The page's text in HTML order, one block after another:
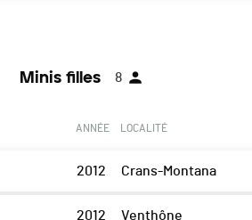
Minis filles 8
ANNÉE LOCALITÉ
2012 Crans-Montana
2012 Venthône